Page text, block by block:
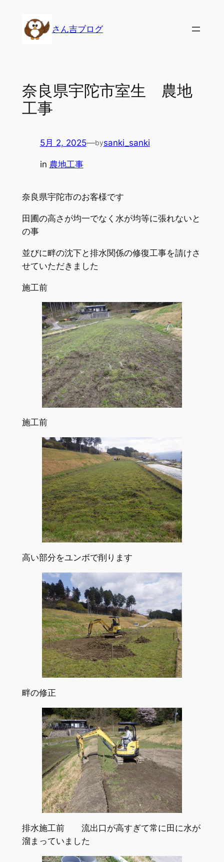
さん吉ブログ
奈良県宇陀市室生 農地
工事
5月 2, 2025—bysanki_sanki
in 農地工事
奈良県宇陀市のお客様です
田圃の高さが均一でなく水が均等に張れないと
の事
並びに畔の沈下と排水関係の修復工事を請けさ
せていただきました
施工前
施工前
高い部分をユンボで削ります
畔の修正
排水施工前 流出口が高すぎて常に田に水が
溜まっていました